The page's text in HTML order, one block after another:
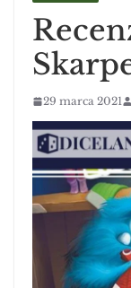
29 marca 2021